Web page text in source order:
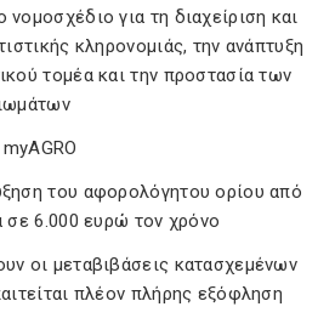
για τη διαχείριση και
κληρονομιάς, την ανάπτυξη
τομέα και την προστασία των
του αφορολόγητου ορίου από
σε 6.000 ευρώ τον χρόνο
οι μεταβιβάσεις κατασχεμένων
πλέον πλήρης εξόφληση